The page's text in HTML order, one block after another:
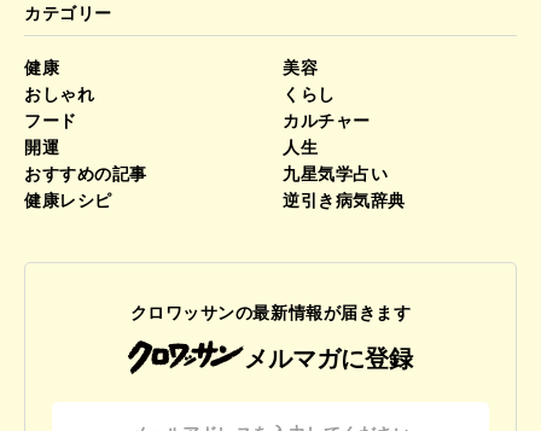
カテゴリー
健康
美容
おしゃれ
くらし
フード
カルチャー
開運
人生
おすすめの記事
九星気学占い
健康レシピ
逆引き病気辞典
クロワッサンの最新情報が届きます
メルマガに登録